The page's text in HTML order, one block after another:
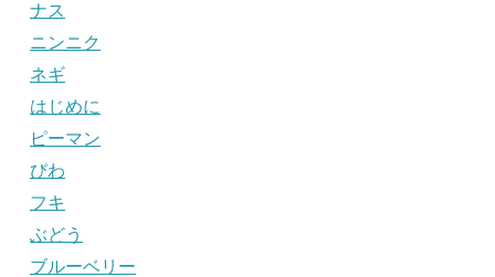
ナス
ニンニク
ネギ
はじめに
ピーマン
びわ
フキ
ぶどう
ブルーベリー